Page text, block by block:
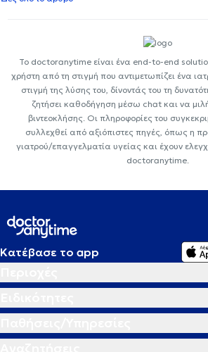
Το doctoranytime είναι ένα end-to-end
χρήστη από τη στιγμή που αντιμετωπίζει ένα
στιγμή της λύσης του, δίνοντάς του τη
ζητήσει καθοδήγηση μέσω chat και να
βιντεοκλήσης. Οι πληροφορίες του
συλλεχθεί από αξιόπιστες πηγές, όπως η
γιατρού/επαγγελματία υγείας και έχουν
doctoranytime.
Κατέβασε το app